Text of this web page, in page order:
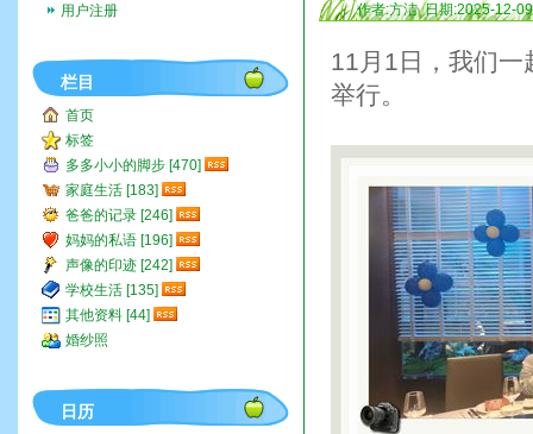
作者:方洁 日期:2025-12-09
11月1日，我们一
举行。
用户注册
栏目
首页
标签
多多小小的脚步 [470]
家庭生活 [183]
爸爸的记录 [246]
妈妈的私语 [196]
声像的印迹 [242]
学校生活 [135]
其他资料 [44]
婚纱照
日历